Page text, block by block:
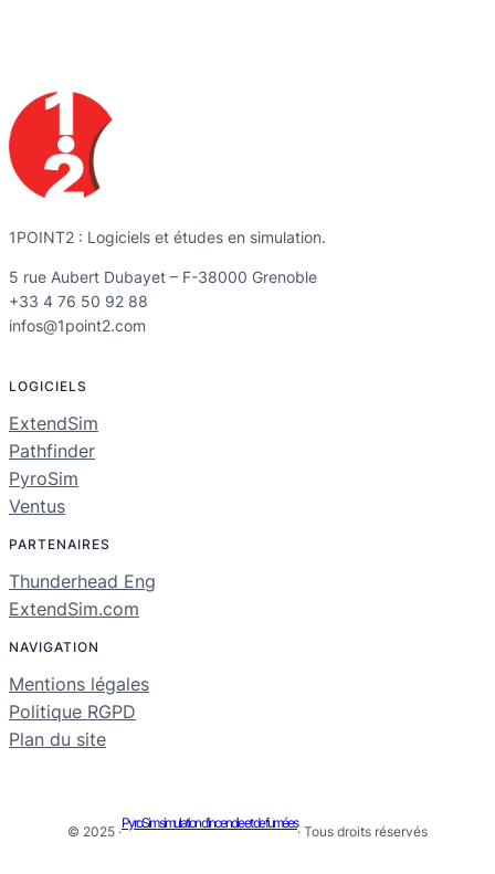
1POINT2 : Logiciels et études en simulation.
5 rue Aubert Dubayet – F-38000 Grenoble
+33 4 76 50 92 88
infos@1point2.com
LOGICIELS
ExtendSim
Pathfinder
PyroSim
Ventus
PARTENAIRES
Thunderhead Eng
ExtendSim.com
NAVIGATION
Mentions légales
Politique RGPD
Plan du site
© 2025 ·
PyroSim simulation d'incendie et de fumées
· Tous droits réservés